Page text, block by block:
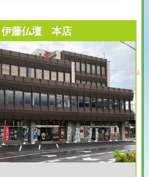
伊藤仏壇 本店